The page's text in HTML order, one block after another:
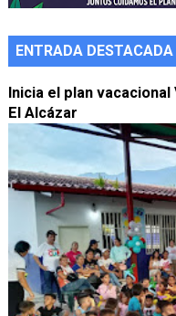
ENTRADA DESTACADA
Inicia el plan
El Alcázar